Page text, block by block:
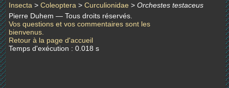
Insecta > Coleoptera > Curculionidae > Orchestes testaceus
Pierre Duhem — Tous droits réservés.
Vos questions et vos commentaires sont les
bienvenus.
Retour à la page d'accueil
Temps d'exécution : 0.018 s